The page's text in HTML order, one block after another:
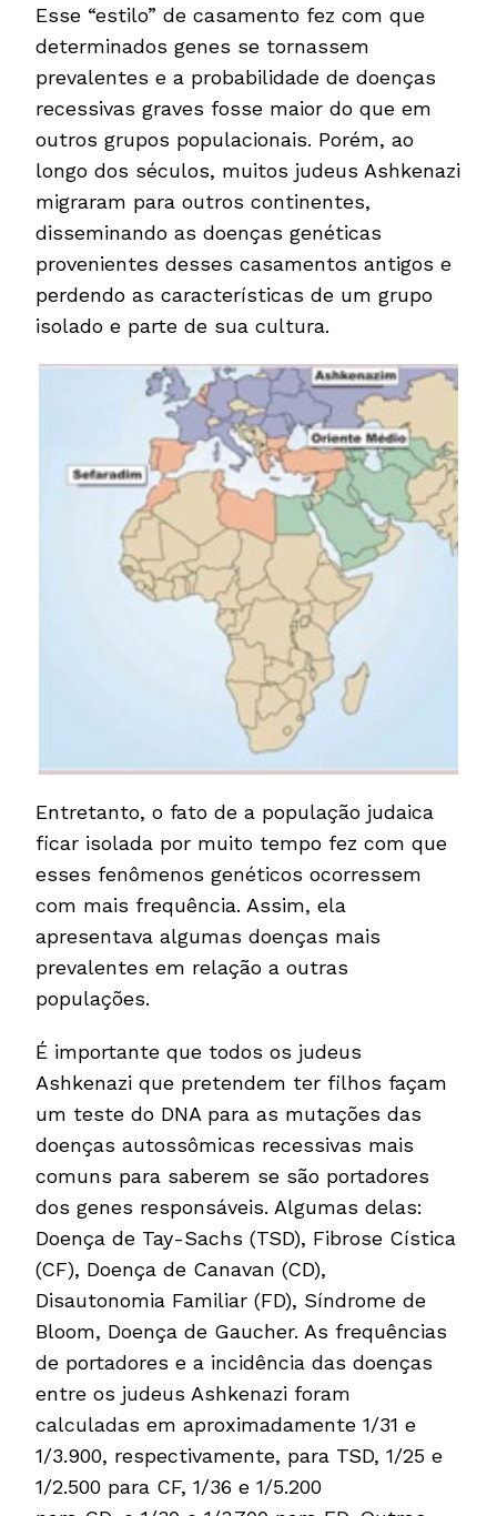
Esse “estilo” de casamento fez com que
determinados genes se tornassem
prevalentes e a probabilidade de doenças
recessivas graves fosse maior do que em
outros grupos populacionais. Porém, ao
longo dos séculos, muitos judeus Ashkenazi
migraram para outros continentes,
disseminando as doenças genéticas
provenientes desses casamentos antigos e
perdendo as características de um grupo
isolado e parte de sua cultura.
Entretanto, o fato de a população judaica
ficar isolada por muito tempo fez com que
esses fenômenos genéticos ocorressem
com mais frequência. Assim, ela
apresentava algumas doenças mais
prevalentes em relação a outras
populações.
É importante que todos os judeus
Ashkenazi que pretendem ter filhos façam
um teste do DNA para as mutações das
doenças autossômicas recessivas mais
comuns para saberem se são portadores
dos genes responsáveis. Algumas delas:
Doença de Tay-Sachs (TSD), Fibrose Cística
(CF), Doença de Canavan (CD),
Disautonomia Familiar (FD), Síndrome de
Bloom, Doença de Gaucher. As frequências
de portadores e a incidência das doenças
entre os judeus Ashkenazi foram
calculadas em aproximadamente 1/31 e
1/3.900, respectivamente, para TSD, 1/25 e
1/2.500 para CF, 1/36 e 1/5.200